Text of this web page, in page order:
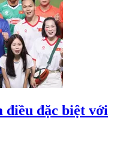
đặc biệt với